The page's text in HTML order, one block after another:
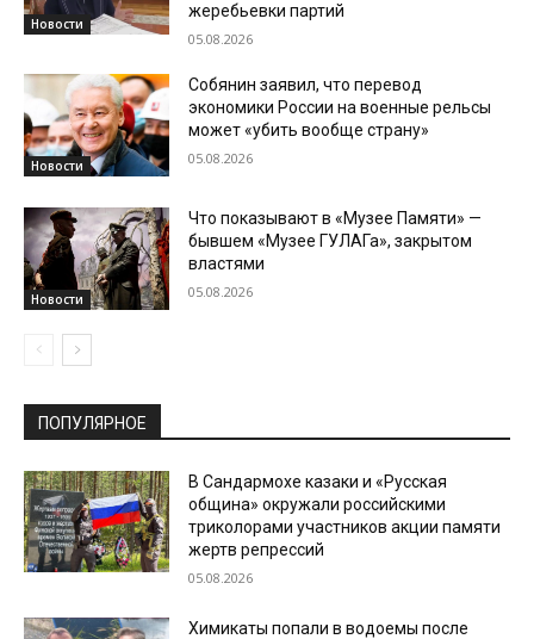
Новости
жеребьевки партий
05.08.2026
Новости
Собянин заявил, что перевод
экономики России на военные рельсы
может «убить вообще страну»
05.08.2026
Новости
Что показывают в «Музее Памяти» —
бывшем «Музее ГУЛАГа», закрытом
властями
05.08.2026
ПОПУЛЯРНОЕ
В Сандармохе казаки и «Русская
община» окружали российскими
триколорами участников акции памяти
жертв репрессий
05.08.2026
Химикаты попали в водоемы после